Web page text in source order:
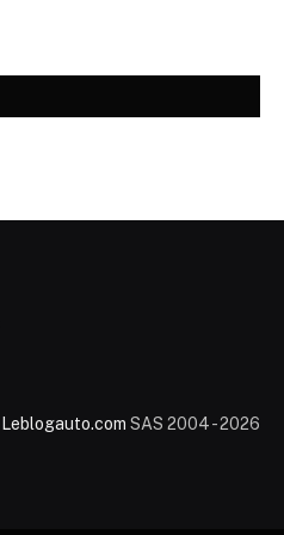
Leblogauto.com SAS 2004 - 2026